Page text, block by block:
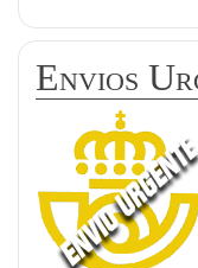
Envios